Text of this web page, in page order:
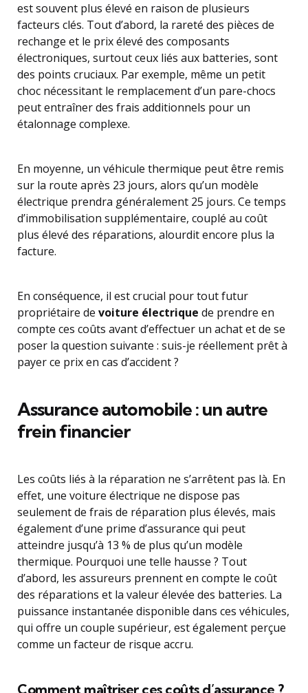
est souvent plus élevé en raison de plusieurs
facteurs clés. Tout d’abord, la rareté des pièces de
rechange et le prix élevé des composants
électroniques, surtout ceux liés aux batteries, sont
des points cruciaux. Par exemple, même un petit
choc nécessitant le remplacement d’un pare-chocs
peut entraîner des frais additionnels pour un
étalonnage complexe.
En moyenne, un véhicule thermique peut être remis
sur la route après 23 jours, alors qu’un modèle
électrique prendra généralement 25 jours. Ce temps
d’immobilisation supplémentaire, couplé au coût
plus élevé des réparations, alourdit encore plus la
facture.
En conséquence, il est crucial pour tout futur
propriétaire de voiture électrique de prendre en
compte ces coûts avant d’effectuer un achat et de se
poser la question suivante : suis-je réellement prêt à
payer ce prix en cas d’accident ?
Assurance automobile : un autre
frein financier
Les coûts liés à la réparation ne s’arrêtent pas là. En
effet, une voiture électrique ne dispose pas
seulement de frais de réparation plus élevés, mais
également d’une prime d’assurance qui peut
atteindre jusqu’à 13 % de plus qu’un modèle
thermique. Pourquoi une telle hausse ? Tout
d’abord, les assureurs prennent en compte le coût
des réparations et la valeur élevée des batteries. La
puissance instantanée disponible dans ces véhicules,
qui offre un couple supérieur, est également perçue
comme un facteur de risque accru.
Comment maîtriser ces coûts d’assurance ?